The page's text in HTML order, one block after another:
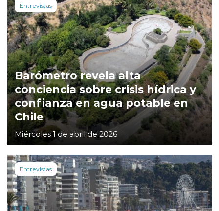
Entrevistas
Barómetro revela alta
conciencia sobre crisis hídrica y
confianza en agua potable en
Chile
Miércoles 1 de abril de 2026
Entrevistas